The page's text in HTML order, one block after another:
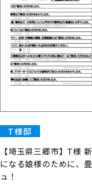
T様邸
【埼玉県三郷市】T様
になる娘様のために、
ュ！